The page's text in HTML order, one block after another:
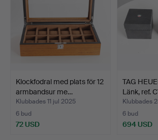
Klockfodral med plats för 12
armbandsur me…
Klubbades 11 jul 2025
6 bud
72 USD
TAG
Länk, ref.
Klubbades
6 bud
694 USD